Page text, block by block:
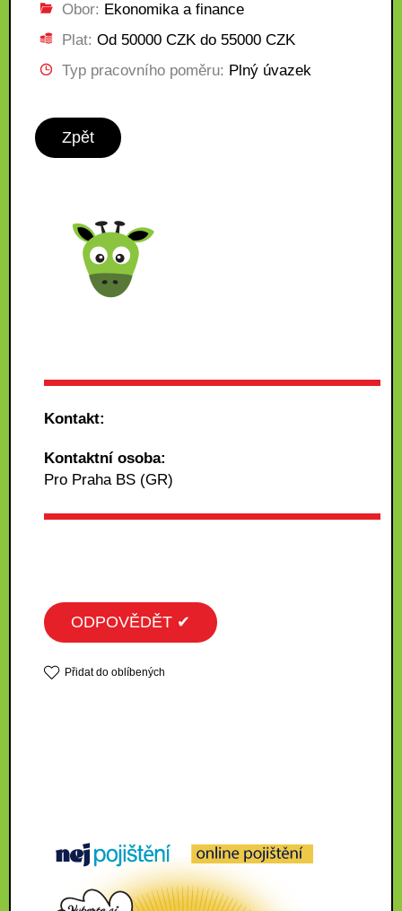
Obor: Ekonomika a finance
Plat: Od 50000 CZK do 55000 CZK
Typ pracovního poměru: Plný úvazek
Zpět
Kontakt:
Kontaktní osoba:
Pro Praha BS (GR)
ODPOVĚDĚT ✔
Přidat do oblíbených